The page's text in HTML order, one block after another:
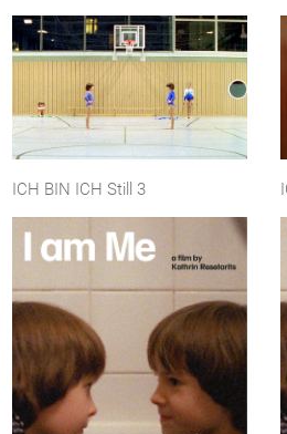
ICH BIN ICH Still 3